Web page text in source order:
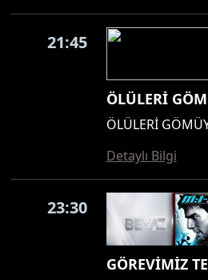
21:45
ÖLÜLERİ
ÖLÜLERİ
Detaylı Bilgi
23:30
GÖREVİMİZ